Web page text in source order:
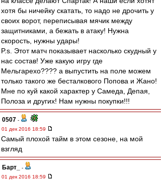
хотя бы ничейку скатать, то надо не дрочить у
своих ворот, переписывая мячик между
защитниками, а бежать в атаку! Нужна
скорость, нужны удары!
P.s. Этот матч показывает насколько скудный у
нас состав! Уже какую игру где
Мельгарехо???? а выпустить на поле можем
только такого же бесталкового Попова и Жано!
Мне по куй какой характер у Самеда, Депая,
Полоза и других! Нам нужны покупки!!!
0507 -
01 дек 2016 18:59
Самый плохой тайм в этом сезоне, на мой
взгляд
Барт_
-
01 дек 2016 18:59